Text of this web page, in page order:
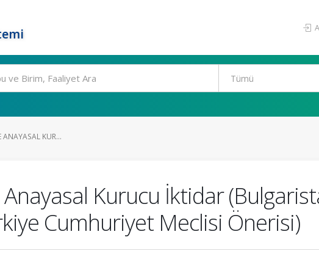
ANAYASAL KUR...
Anayasal Kurucu İktidar
Cumhuriyet Meclisi Önerisi)